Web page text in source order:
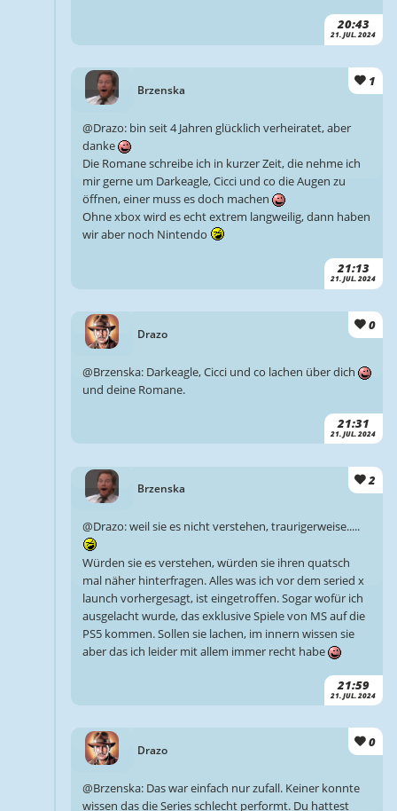
20:43
21. JUL. 2024
Brzenska
1
21:13
21. JUL. 2024
@Drazo: bin seit 4 Jahren glücklich verheiratet, aber
danke
Die Romane schreibe ich in kurzer Zeit, die nehme ich
mir gerne um Darkeagle, Cicci und co die Augen zu
öffnen, einer muss es doch machen
Ohne xbox wird es echt extrem langweilig, dann haben
wir aber noch Nintendo
Drazo
0
21:31
21. JUL. 2024
@Brzenska: Darkeagle, Cicci und co lachen über dich
und deine Romane.
Brzenska
2
21:59
21. JUL. 2024
@Drazo: weil sie es nicht verstehen, traurigerweise.....
Würden sie es verstehen, würden sie ihren quatsch
mal näher hinterfragen. Alles was ich vor dem seried x
launch vorhergesagt, ist eingetroffen. Sogar wofür ich
ausgelacht wurde, das exklusive Spiele von MS auf die
PS5 kommen. Sollen sie lachen, im innern wissen sie
aber das ich leider mit allem immer recht habe
Drazo
0
@Brzenska: Das war einfach nur zufall. Keiner konnte
wissen das die Series schlecht performt. Du hattest